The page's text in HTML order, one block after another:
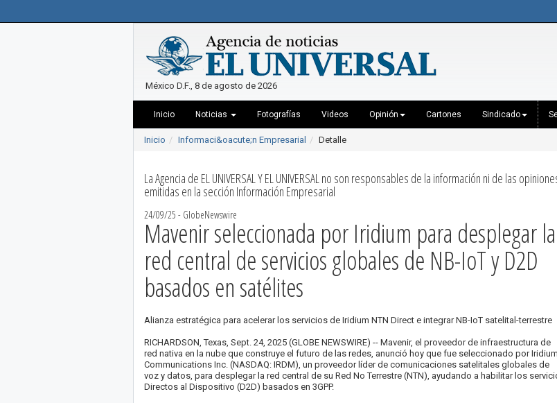
México D.F., 8 de agosto de 2026
Inicio Noticias Fotografías Videos Opinión Cartones Sindicado
Inicio Informaci&oacute;n Empresarial Detalle
La Agencia de EL UNIVERSAL Y EL UNIVERSAL no son responsables de la información ni de las
emitidas en la sección Información Empresarial
24/09/25 - GlobeNewswire
Mavenir seleccionada por Iridium para desplegar la
red central de servicios globales de NB-IoT y D2D
basados en satélites
Alianza estratégica para acelerar los servicios de Iridium NTN Direct e integrar NB-IoT satelital-terrestre
RICHARDSON, Texas, Sept. 24, 2025 (GLOBE NEWSWIRE) -- Mavenir, el proveedor de infraestructura de
red nativa en la nube que construye el futuro de las redes, anunció hoy que fue seleccionado por Iridium
Communications Inc. (NASDAQ: IRDM), un proveedor líder de comunicaciones satelitales globales de
voz y datos, para desplegar la red central de su Red No Terrestre (NTN), ayudando a habilitar los
Directos al Dispositivo (D2D) basados en 3GPP.